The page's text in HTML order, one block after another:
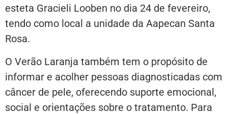
esteta Gracieli Looben no dia 24 de fevereiro,
tendo como local a unidade da Aapecan Santa
Rosa.
O Verão Laranja também tem o propósito de
informar e acolher pessoas diagnosticadas com
câncer de pele, oferecendo suporte emocional,
social e orientações sobre o tratamento. Para